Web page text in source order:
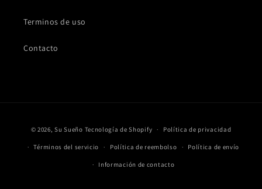
Terminos de uso
Contacto
de
pago
© 2026,Su Sueño Tecnología de Shopify Política de privacidad
Términos del servicio Política de reembolso Política de envío
Información de contacto